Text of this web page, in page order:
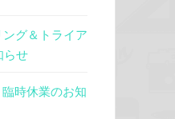
グ＆トライア
らせ
時休業のお知